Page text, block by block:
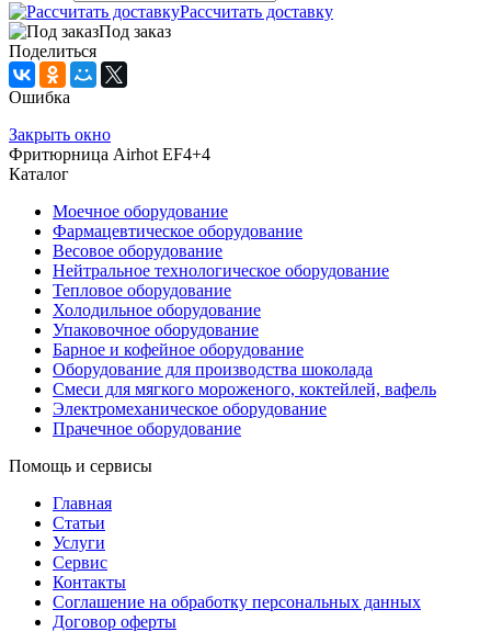
Рассчитать доставку
Под заказ
Поделиться
Ошибка
Закрыть окно
Фритюрница Airhot EF4+4
Каталог
Моечное оборудование
Фармацевтическое оборудование
Весовое оборудование
Нейтральное технологическое оборудование
Тепловое оборудование
Холодильное оборудование
Упаковочное оборудование
Барное и кофейное оборудование
Оборудование для производства шоколада
Смеси для мягкого мороженого, коктейлей, вафель
Электромеханическое оборудование
Прачечное оборудование
Помощь и сервисы
Главная
Статьи
Услуги
Сервис
Контакты
Соглашение на обработку персональных данных
Договор оферты